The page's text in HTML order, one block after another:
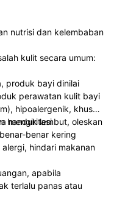
nutrisi dan kelembaban
kulit secara umum:
produk bayi dinilai
perawatan kulit bayi
hipoalergenik, khusus
mengiritasi
handuk lembut, oleskan
benar kering
hindari makanan
apabila
terlalu panas atau